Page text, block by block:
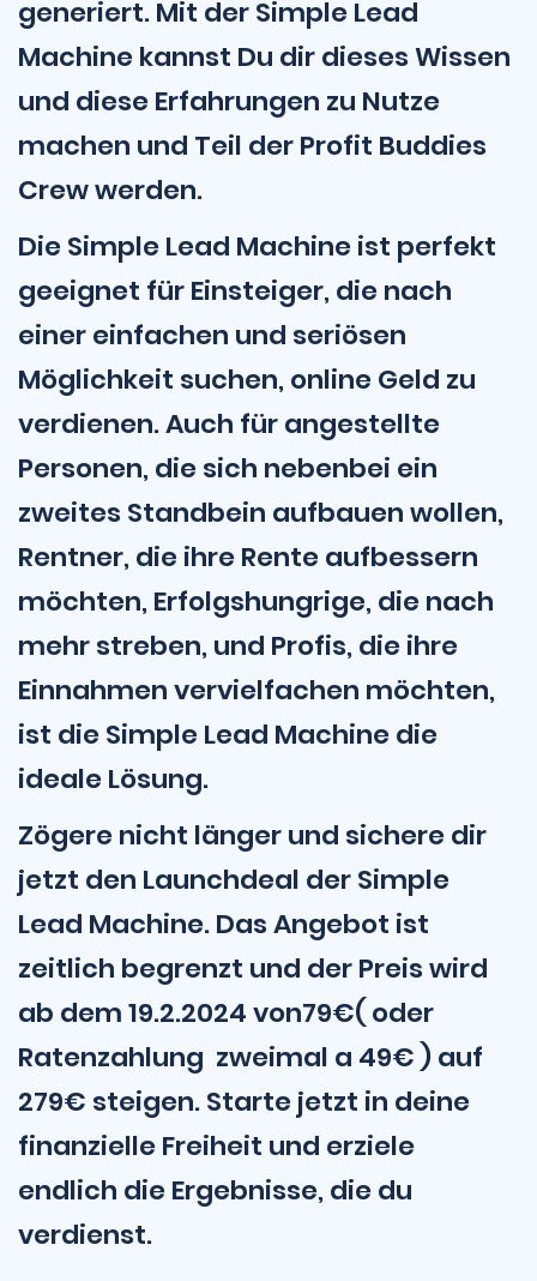
generiert. Mit der Simple Lead
Machine kannst Du dir dieses Wissen
und diese Erfahrungen zu Nutze
machen und Teil der Profit Buddies
Crew werden.
Die Simple Lead Machine ist perfekt
geeignet für Einsteiger, die nach
einer einfachen und seriösen
Möglichkeit suchen, online Geld zu
verdienen. Auch für angestellte
Personen, die sich nebenbei ein
zweites Standbein aufbauen wollen,
Rentner, die ihre Rente aufbessern
möchten, Erfolgshungrige, die nach
mehr streben, und Profis, die ihre
Einnahmen vervielfachen möchten,
ist die Simple Lead Machine die
ideale Lösung.
Zögere nicht länger und sichere dir
jetzt den Launchdeal der Simple
Lead Machine. Das Angebot ist
zeitlich begrenzt und der Preis wird
ab dem 19.2.2024 von79€( oder
Ratenzahlung zweimal a 49€ ) auf
279€ steigen. Starte jetzt in deine
finanzielle Freiheit und erziele
endlich die Ergebnisse, die du
verdienst.